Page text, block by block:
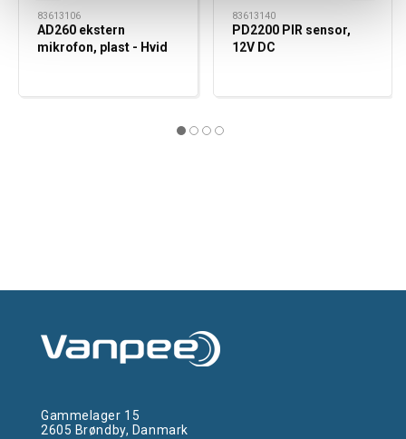
83613106
AD260 ekstern
mikrofon, plast - Hvid
83613140
PD2200 PIR sensor,
12V DC
Gammelager 15
2605 Brøndby, Danmark